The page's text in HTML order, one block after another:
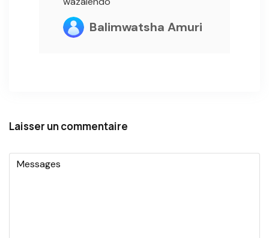
Balimwatsha Amuri
Laisser un commentaire